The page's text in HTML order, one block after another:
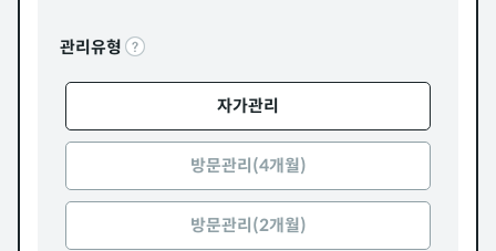
관리유형
자가관리
방문관리(4개월)
방문관리(2개월)